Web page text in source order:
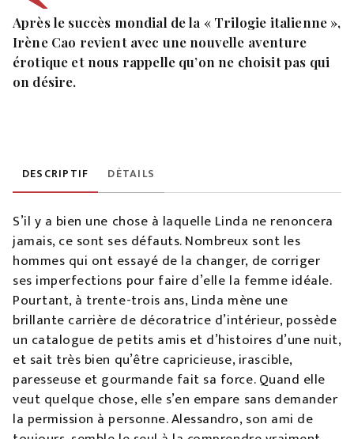
Après le succès mondial de la « Trilogie italienne »,
Irène Cao revient avec une nouvelle aventure
érotique et nous rappelle qu’on ne choisit pas qui
on désire.
DESCRIPTIF DÉTAILS
S’il y a bien une chose à laquelle Linda ne renoncera
jamais, ce sont ses défauts. Nombreux sont les
hommes qui ont essayé de la changer, de corriger
ses imperfections pour faire d’elle la femme idéale.
Pourtant, à trente-trois ans, Linda mène une
brillante carrière de décoratrice d’intérieur, possède
un catalogue de petits amis et d’histoires d’une nuit,
et sait très bien qu’être capricieuse, irascible,
paresseuse et gourmande fait sa force. Quand elle
veut quelque chose, elle s’en empare sans demander
la permission à personne. Alessandro, son ami de